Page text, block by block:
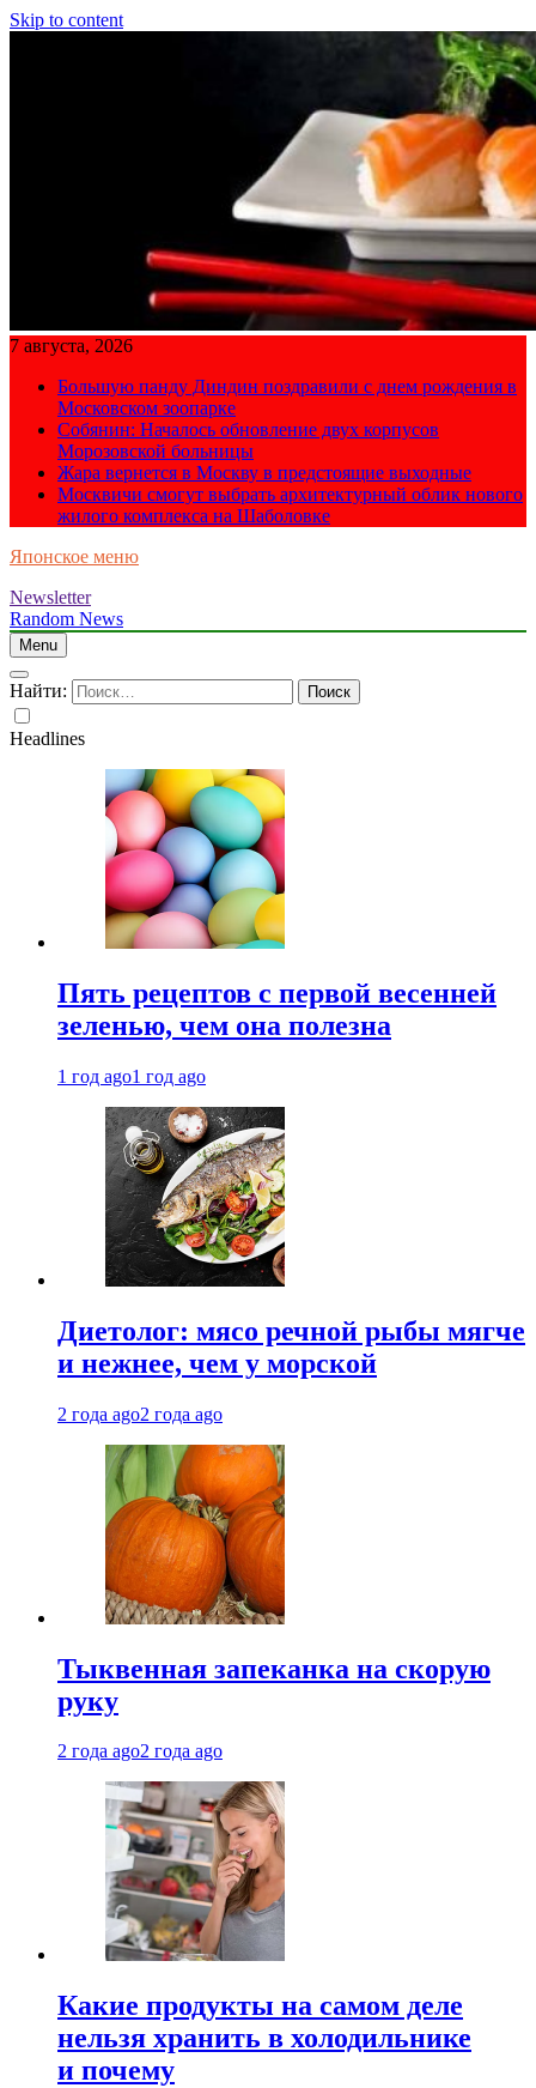
Skip to content
7 августа, 2026
Большую панду Диндин поздравили с днем рождения в
Московском зоопарке
Собянин: Началось обновление двух корпусов
Морозовской больницы
Жара вернется в Москву в предстоящие выходные
Москвичи смогут выбрать архитектурный облик нового
жилого комплекса на Шаболовке
Японское меню
Newsletter
Random News
Menu
Найти:
Headlines
Пять рецептов с первой весенней
зеленью, чем она полезна
1 год ago1 год ago
Диетолог: мясо речной рыбы мягче
и нежнее, чем у морской
2 года ago2 года ago
Тыквенная запеканка на скорую
руку
2 года ago2 года ago
Какие продукты на самом деле
нельзя хранить в холодильнике
и почему